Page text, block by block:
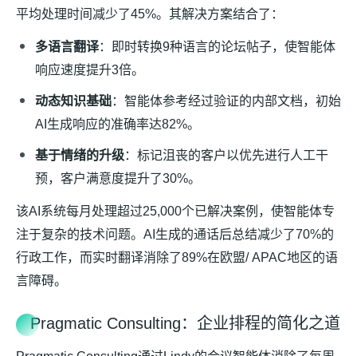
平均处理时间减少了45%。其解决方案结合了：
多语言翻译：即时转换9种语言的论坛帖子，使智能体
响应速度提升3倍。
动态知识基础：智能体参考经过验证的内部文档，初始
AI生成响应的准确率达82%。
基于情绪的升级：标记沮丧的客户以优先进行人工干
预，客户满意度提升了30%。
该AI系统每月处理超过25,000个已解决案例，使智能体专
注于复杂的技术问题。AI生成的通话后总结减少了70%的
行政工作，而实时翻译消除了89%在欧盟/ APAC地区的语
言障碍。
Pragmatic Consulting：企业排程的简化之道